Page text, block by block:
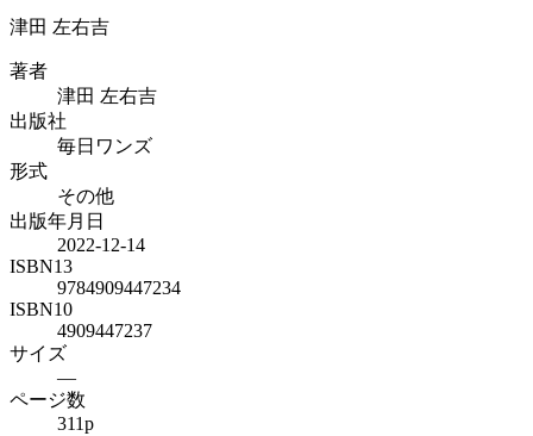
津田 左右吉
著者
津田 左右吉
出版社
毎日ワンズ
形式
その他
出版年月日
2022-12-14
ISBN13
9784909447234
ISBN10
4909447237
サイズ
—
ページ数
311p